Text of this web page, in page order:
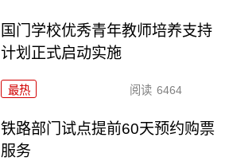
国门学校优秀青年教师培养支持
计划正式启动实施
最热 阅读 6464
铁路部门试点提前60天预约购票
服务